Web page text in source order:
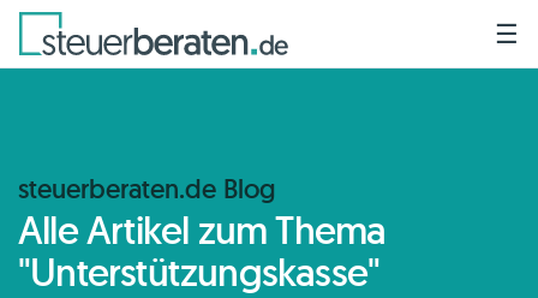
☰
steuerberaten.de Blog
Alle Artikel zum Thema
"Unterstützungskasse"